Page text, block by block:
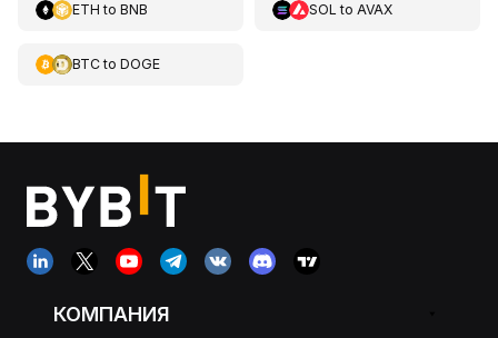
ETH to BNB SOL to AVAX
BTCto DOGE
КОМПАНИЯ